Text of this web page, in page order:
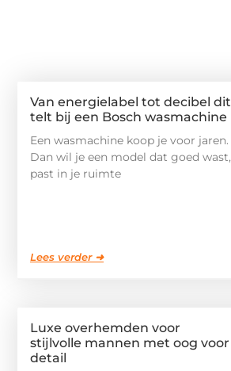
Van energielabel tot decibel dit
telt bij een Bosch wasmachine
Een wasmachine koop je voor jaren.
Dan wil je een model dat goed wast,
past in je ruimte
Lees verder ➜
Luxe overhemden voor
stijlvolle mannen met oog voor
detail